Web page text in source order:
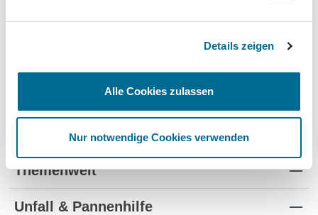
Details zeigen
Alle Cookies zulassen
Nur notwendige Cookies verwenden
Themenwelt
Unfall & Pannenhilfe